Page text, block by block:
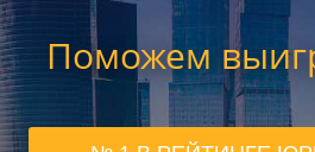
Поможем